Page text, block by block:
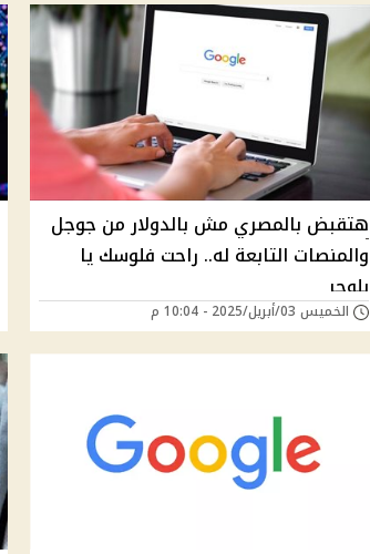
هتقبض بالمصري مش بالدولار من جوجل
والمنصات التابعة له.. راحت فلوسك يا
بلوجر
الخميس 03/أبريل/2025 - 10:04 م